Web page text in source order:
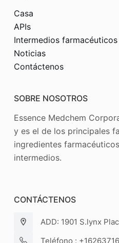
Casa
APIs
Intermedios farmacéuticos
Noticias
Contáctenos
SOBRE NOSOTROS
Essence Medchem
y es el de los principales
ingredientes
intermedios.
CONTÁCTENOS
ADD: 1901 S.lynx
Teléfono :